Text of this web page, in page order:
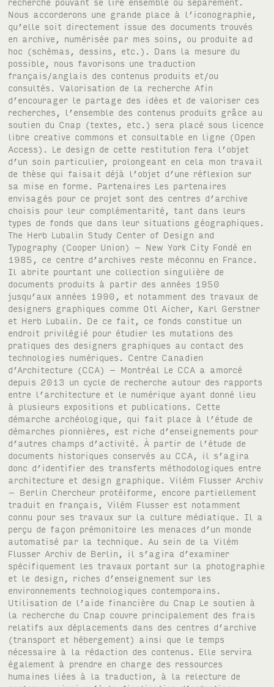
Nous accorderons une grande place à l’iconographie,
qu’elle soit directement issue des documents trouvés
en archive, numérisée par mes soins, ou produite ad
hoc (schémas, dessins, etc.). Dans la mesure du
possible, nous favorisons une traduction
français/anglais des contenus produits et/ou
consultés. Valorisation de la recherche Afin
d’encourager le partage des idées et de valoriser ces
recherches, l’ensemble des contenus produits grâce au
soutien du Cnap (textes, etc.) sera placé sous licence
libre creative commons et consultable en ligne (Open
Access). Le design de cette restitution fera l’objet
d’un soin particulier, prolongeant en cela mon travail
de thèse qui faisait déjà l’objet d’une réflexion sur
sa mise en forme. Partenaires Les partenaires
envisagés pour ce projet sont des centres d’archive
choisis pour leur complémentarité, tant dans leurs
types de fonds que dans leur situations géographiques.
The Herb Lubalin Study Center of Design and
Typography (Cooper Union) – New York City Fondé en
1985, ce centre d’archives reste méconnu en France.
Il abrite pourtant une collection singulière de
documents produits à partir des années 1950
jusqu’aux années 1990, et notamment des travaux de
designers graphiques comme Otl Aicher, Karl Gerstner
et Herb Lubalin. De ce fait, ce fonds constitue un
endroit privilégié pour étudier les mutations des
pratiques des designers graphiques au contact des
technologies numériques. Centre Canadien
d’Architecture (CCA) – Montréal Le CCA a amorcé
depuis 2013 un cycle de recherche autour des rapports
entre l’architecture et le numérique ayant donné lieu
à plusieurs expositions et publications. Cette
démarche archéologique, qui fait place à l’étude de
démarches pionnières, est riche d’enseignements pour
d’autres champs d’activité. À partir de l’étude de
documents historiques conservés au CCA, il s’agira
donc d’identifier des transferts méthodologiques entre
architecture et design graphique. Vilém Flusser Archiv
– Berlin Chercheur protéiforme, encore partiellement
traduit en français, Vilém Flusser est notamment
connu pour ses travaux sur la culture médiatique. Il a
perçu de façon prémonitoire les menaces d’un monde
automatisé par la technique. Au sein de la Vilém
Flusser Archiv de Berlin, il s’agira d’examiner
spécifiquement les travaux portant sur la photographie
et le design, riches d’enseignement sur les
environnements technologiques contemporains.
Utilisation de l’aide financière du Cnap Le soutien à
la recherche du Cnap couvre principalement des frais
relatifs aux déplacements dans des centres d’archive
(transport et hébergement) ainsi que le temps
nécessaire à la rédaction des contenus. Elle servira
également à prendre en charge des ressources
humaines liées à la traduction, à la relecture de